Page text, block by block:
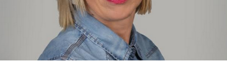
επιχειρήσεων, οργανώσεων, συλλόγων και
εκκλησιαστικών φορέων.
Δημόσιες ευχαριστίες προς τον Ελληνικό Λαό